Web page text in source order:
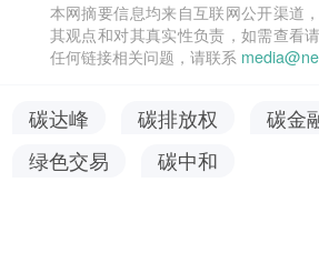
本网摘要信息均来自互联网公开渠道
其观点和对其真实性负责，如需查看
任何链接相关问题，请联系
碳达峰 碳排放权
碳金
绿色交易
碳中和